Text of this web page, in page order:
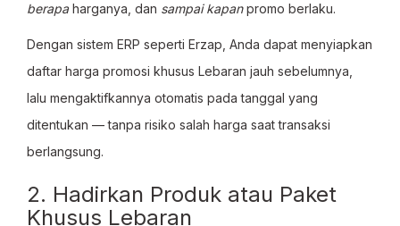
berapa harganya, dan sampai kapanpromo berlaku.
Dengan sistem ERP seperti Erzap, Anda dapat menyiapkan
daftar harga promosi khusus Lebaran jauh sebelumnya,
lalu mengaktifkannya otomatis pada tanggal yang
ditentukan — tanpa risiko salah harga saat transaksi
berlangsung.
2. Hadirkan Produk atau Paket
Khusus Lebaran